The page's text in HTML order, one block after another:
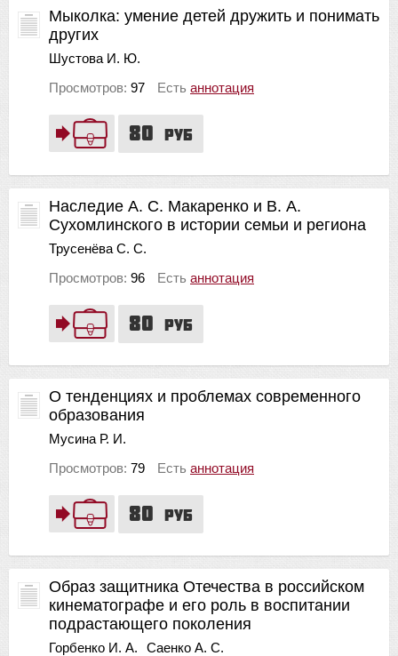
80 руб
Мыколка: умение детей дружить и понимать
других
Шустова И. Ю.
Просмотров: 97 Есть аннотация
80 руб
Наследие А. С. Макаренко и В. А.
Сухомлинского в истории семьи и региона
Трусенёва С. С.
Просмотров: 96 Есть аннотация
80 руб
О тенденциях и проблемах современного
образования
Мусина Р. И.
Просмотров: 79 Есть аннотация
Образ защитника Отечества в российском
кинематографе и его роль в воспитании
подрастающего поколения
Горбенко И. А.
Саенко А. С.